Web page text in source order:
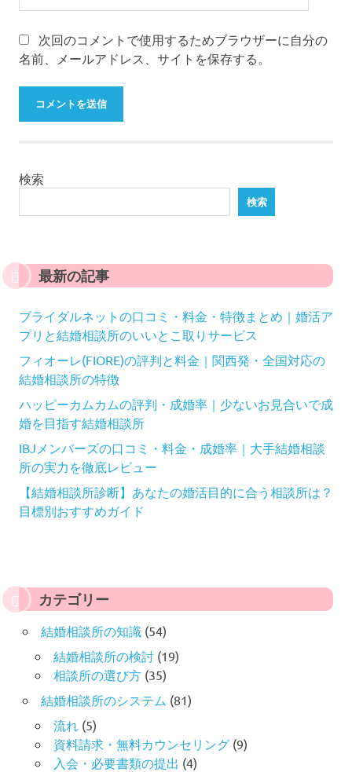
次回のコメントで使用するためブラウザーに自分の
名前、メールアドレス、サイトを保存する。
検索
検索
最新の記事
ブライダルネットの口コミ・料金・特徴まとめ｜婚活ア
プリと結婚相談所のいいとこ取りサービス
フィオーレ(FIORE)の評判と料金｜関西発・全国対応の
結婚相談所の特徴
ハッピーカムカムの評判・成婚率｜少ないお見合いで成
婚を目指す結婚相談所
IBJメンバーズの口コミ・料金・成婚率｜大手結婚相談
所の実力を徹底レビュー
【結婚相談所診断】あなたの婚活目的に合う相談所は？
目標別おすすめガイド
カテゴリー
結婚相談所の知識(54)
結婚相談所の検討(19)
相談所の選び方(35)
結婚相談所のシステム (81)
流れ(5)
資料請求・無料カウンセリング(9)
入会・必要書類の提出 (4)